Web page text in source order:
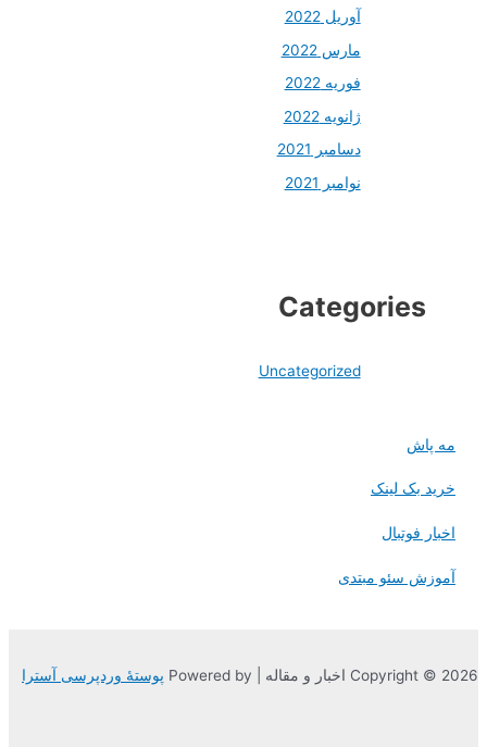
آوریل 2022
مارس 2022
فوریه 2022
ژانویه 2022
دسامبر 2021
نوامبر 2021
Categories
Uncategorized
مه پاش
خرید بک لینک
اخبار فوتبال
آموزش سئو مبتدی
Copyright © 2026 اخبار و مقاله | Powered by پوستهٔ وردپرسی آسترا